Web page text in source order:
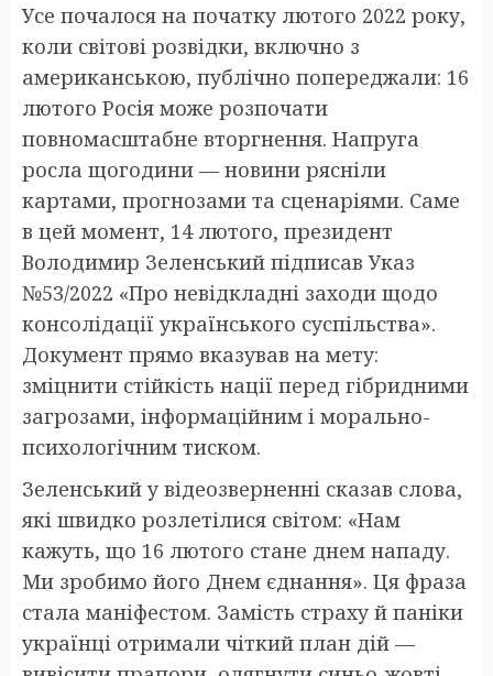
Усе почалося на початку лютого 2022 року,
коли світові розвідки, включно з
американською, публічно попереджали: 16
лютого Росія може розпочати
повномасштабне вторгнення. Напруга
росла щогодини — новини рясніли
картами, прогнозами та сценаріями. Саме
в цей момент, 14 лютого, президент
Володимир Зеленський підписав Указ
№53/2022 «Про невідкладні заходи щодо
консолідації українського суспільства».
Документ прямо вказував на мету:
зміцнити стійкість нації перед гібридними
загрозами, інформаційним і морально-
психологічним тиском.
Зеленський у відеозверненні сказав слова,
які швидко розлетілися світом: «Нам
кажуть, що 16 лютого стане днем нападу.
Ми зробимо його Днем єднання». Ця фраза
стала маніфестом. Замість страху й паніки
українці отримали чіткий план дій —